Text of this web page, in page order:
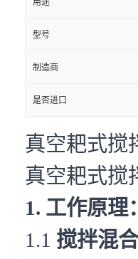
型号
制造商
是否进口
真空耙式搅
真空耙式搅
1. 工作原理：
1.1 搅拌混合